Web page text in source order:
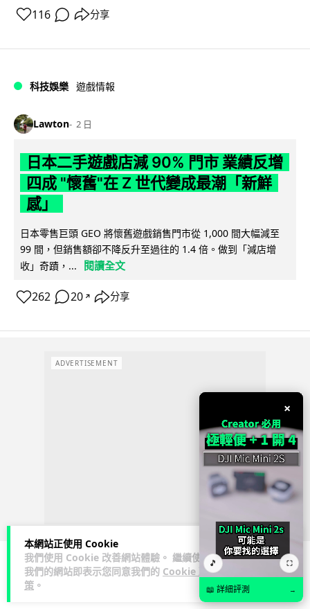
本網站正使用 Cookie
我們使用 Cookie 改善網站體驗。 繼續使用
我們的網站即表示您同意我們的 Cookie 政
策 。
116 分享
科技娛樂 遊戲情報
Lawton 2 日
日本二手遊戲店減 90% 門市 業績反增
四成 "懷舊"在 Z 世代變成最潮「新鮮
感」
日本零售巨頭 GEO 將懷舊遊戲銷售門市從 1,000 間大幅減至
99 間，但銷售額卻不降反升至過往的 1.4 倍。做到「減店增
收」奇蹟，...
閱讀全文
262 20 ↗ 分享
ADVERTISEMENT
人工智能
×
🎵 ⛶
📖 詳細評測 →